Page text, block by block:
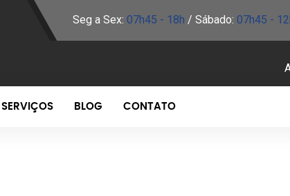
Seg a Sex: 07h45 - 18h / Sábado: 07h45 -
SERVIÇOS BLOG CONTATO